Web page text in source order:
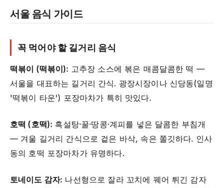
서울 음식 가이드
꼭 먹어야 할 길거리 음식
떡볶이 (떡볶이): 고추장 소스에 볶은 매콤달콤한 떡 —
서울을 대표하는 길거리 간식. 광장시장이나 신당동(일명
'떡볶이 타운') 포장마차가 특히 맛있다.
호떡 (호떡): 흑설탕·꿀·땅콩·계피를 넣은 달콤한 부침개
— 겨울 길거리 간식으로 겉은 바삭, 속은 쫄깃하다. 인사
동의 호떡 포장마차가 유명하다.
토네이도 감자: 나선형으로 잘라 꼬치에 꿰어 튀긴 감자